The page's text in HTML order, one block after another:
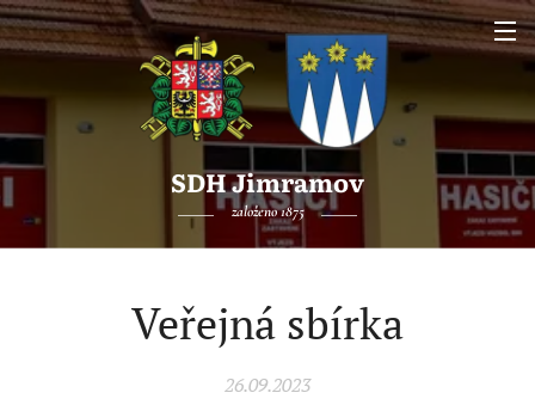
SDH Jimramov
založeno 1875
Veřejná sbírka
26.09.2023